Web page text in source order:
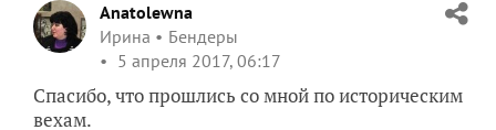
Anatolewna
Ирина
Бендеры
5 апреля 2017, 06:17
Спасибо, что прошлись со мной по историческим
вехам.